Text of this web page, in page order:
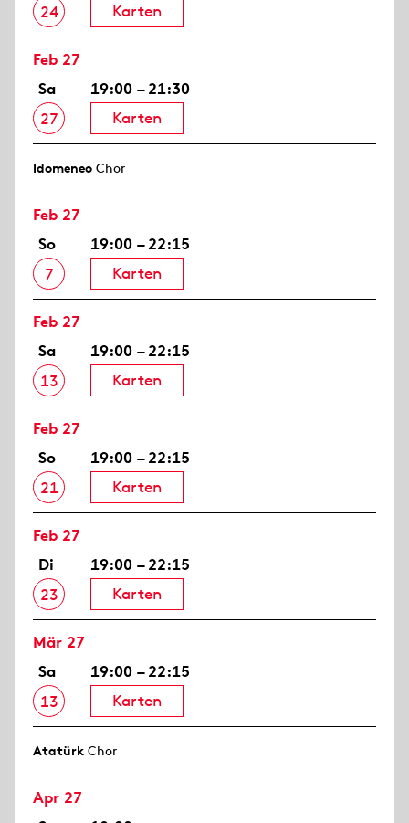
24
Karten
Feb 27
Sa
27
19:00 – 21:30
Karten
Idomeneo Chor
Feb 27
So
7
19:00 – 22:15
Karten
Feb 27
Sa
13
19:00 – 22:15
Karten
Feb 27
So
21
19:00 – 22:15
Karten
Feb 27
Di
23
19:00 – 22:15
Karten
Mär 27
Sa
13
19:00 – 22:15
Karten
Atatürk Chor
Apr 27